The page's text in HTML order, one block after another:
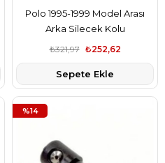
Polo 1995-1999 Model Arası
Arka Silecek Kolu
₺252,62
₺321,97
Sepete Ekle
%14